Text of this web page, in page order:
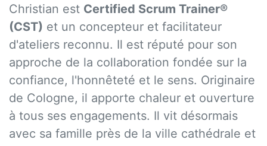
Christian est Certified Scrum Trainer®
(CST) et un concepteur et facilitateur
d'ateliers reconnu. Il est réputé pour son
approche de la collaboration fondée sur la
confiance, l'honnêteté et le sens. Originaire
de Cologne, il apporte chaleur et ouverture
à tous ses engagements. Il vit désormais
avec sa famille près de la ville cathédrale et